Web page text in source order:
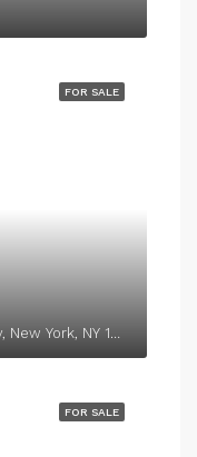
FOR SALE
194 Mercer Street, 627 Broadway, New York, NY 10012, USA
FOR SALE